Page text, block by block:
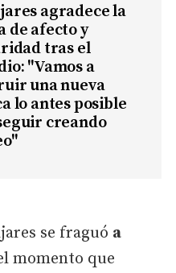
agradece la
de afecto y
tras el
"Vamos a
una nueva
lo antes posible
creando
se fraguó a
momento que